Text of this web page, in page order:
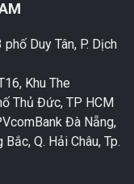
Duy Tân, P. Dịch
Khu The
Thủ Đức, TP HCM
Đà Nẵng,
Q. Hải Châu, Tp.